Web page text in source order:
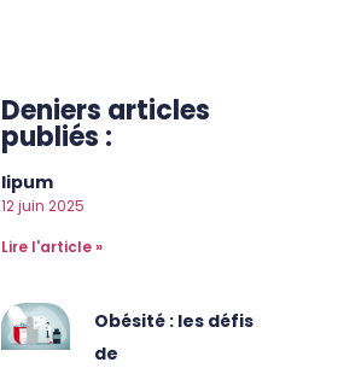
Deniers articles
publiés :
lipum
12 juin 2025
Lire l'article »
Obésité : les défis
de